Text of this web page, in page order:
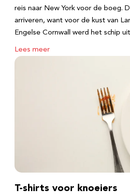
reis naar New York voor de boeg.
arriveren, want voor de kust van
Engelse Cornwall werd het schip
Lees meer
T-shirts voor knoeiers